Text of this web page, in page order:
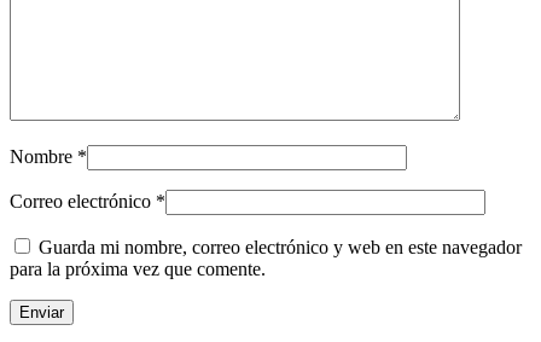
Nombre *
Correo electrónico *
Guarda mi nombre, correo electrónico y web en este navegador
para la próxima vez que comente.